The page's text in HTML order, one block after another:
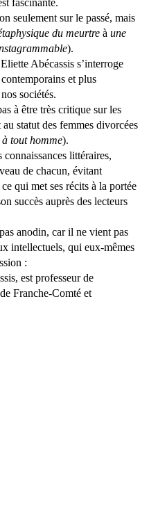
fascinante.
seulement sur le passé, mais
du meurtre à une
).
Abécassis s’interroge
et plus
sociétés.
à être très critique sur les
statut des femmes divorcées
tout homme).
littéraires,
de chacun, évitant
qui met ses récits à la portée
succès auprès des lecteurs
anodin, car il ne vient pas
intellectuels, qui eux-mêmes
:
est professeur de
Franche-Comté et